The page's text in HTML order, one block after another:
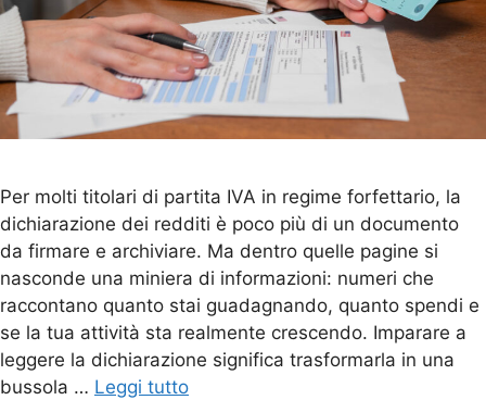
Per molti titolari di partita IVA in regime forfettario, la
dichiarazione dei redditi è poco più di un documento
da firmare e archiviare. Ma dentro quelle pagine si
nasconde una miniera di informazioni: numeri che
raccontano quanto stai guadagnando, quanto spendi e
se la tua attività sta realmente crescendo. Imparare a
leggere la dichiarazione significa trasformarla in una
bussola … Leggi tutto